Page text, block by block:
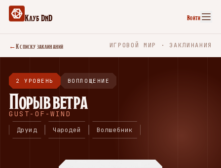
Клуб DnD Войти
←К списку заклинаний ИГРОВОЙ МИР · ЗАКЛИНАНИЯ
2 УРОВЕНЬ ВОПЛОЩЕНИЕ
Порыв ветра
GUST-OF-WIND
Друид Чародей Волшебник